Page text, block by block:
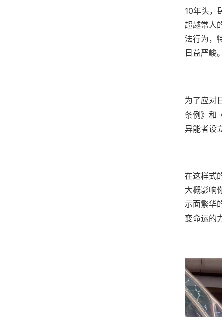
10年头，
超越常人
法行为，
日益严峻。
为了应对
条例》和
异能者设
在这样式
大概影响
示面繁华
变命运的